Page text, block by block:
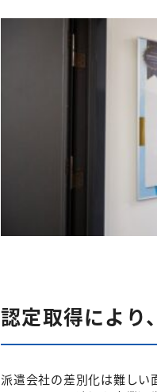
認定取得により
派遣会社の差別化は難しい